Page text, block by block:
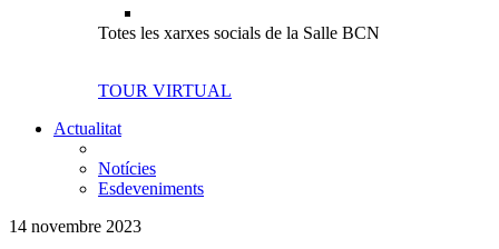
Totes les xarxes socials de la Salle BCN
TOUR VIRTUAL
Actualitat
Notícies
Esdeveniments
14 novembre 2023